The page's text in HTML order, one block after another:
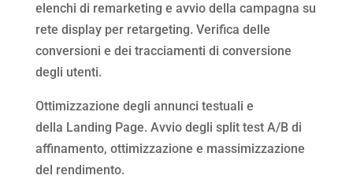
elenchi di remarketing e avvio della campagna su
rete display per retargeting. Verifica delle
conversioni e dei tracciamenti di conversione
degli utenti.
Ottimizzazione degli annunci testuali e
della Landing Page. Avvio degli split test A/B di
affinamento, ottimizzazione e massimizzazione
del rendimento.